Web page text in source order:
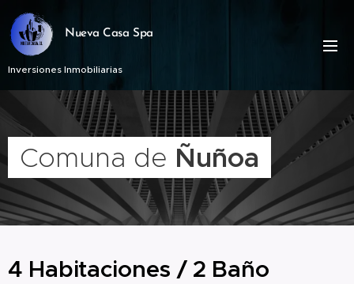
Nueva Casa Spa
Inversiones Inmobiliarias
Comuna de Ñuñoa
4 Habitaciones / 2 Baño